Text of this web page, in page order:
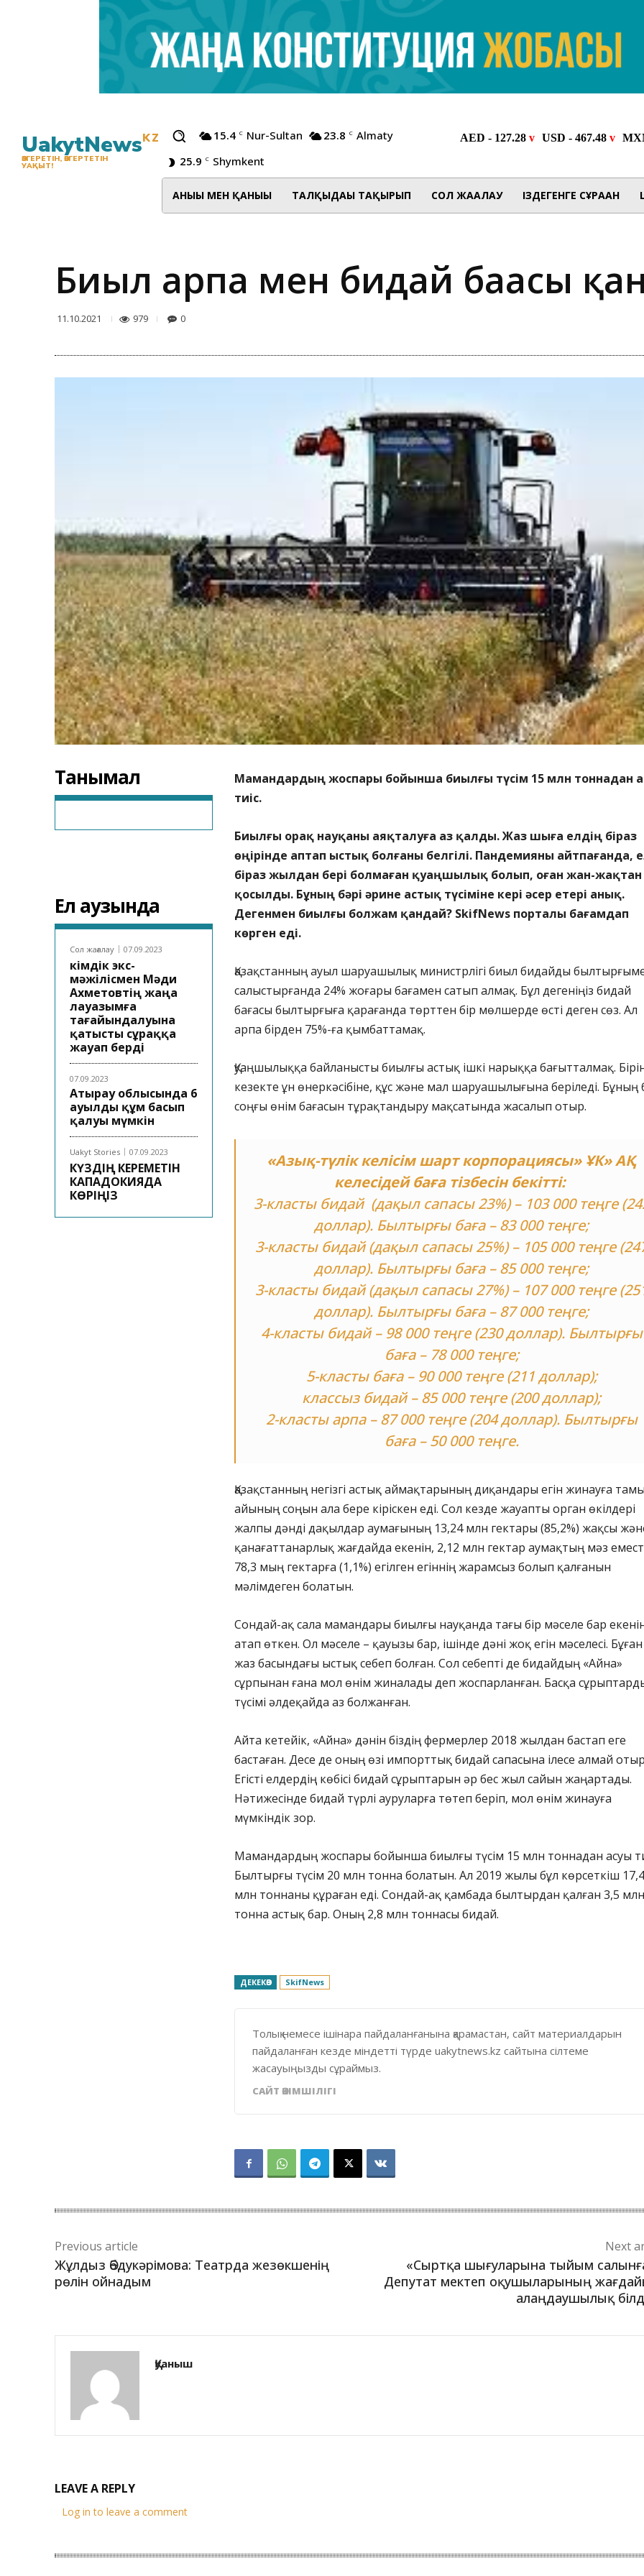
UakytNewsKZ
ӨЗГЕРЕТІН, ӨЗГЕРТЕТІН
УАҚЫТ!
15.4 C Nur-Sultan 23.8 C Almaty
25.9 C Shymkent
АНЫҒЫ МЕН ҚАНЫҒЫ ТАЛҚЫДАҒЫ ТАҚЫРЫП СОЛ ЖАҒАЛАУ ІЗДЕГЕНГЕ СҰРАҒАН
Биыл арпа мен бидай бағасы
11.10.2021 979 0
Танымал
Ел аузында
Сол жағалау 07.09.2023
Әкімдік экс-
мәжілісмен Мәди
Ахметовтің жаңа
лауазымға
тағайындалуына
қатысты сұраққа
жауап берді
07.09.2023
Атырау облысында 6
ауылды құм басып
қалуы мүмкін
Uakyt Stories 07.09.2023
КҮЗДІҢ КЕРЕМЕТІН
КАПАДОКИЯДА
КӨРІҢІЗ
Мамандардың жоспары бойынша биылғы түсім 15 млн тоннадан
тиіс.
Биылғы орақ науқаны аяқталуға аз қалды. Жаз шыға елдің біраз
өңірінде аптап ыстық болғаны белгілі. Пандемияны айтпағанда,
біраз жылдан бері болмаған қуаңшылық болып, оған жан-жақтан
қосылды. Бұның бәрі әрине астық түсіміне кері әсер етері анық.
Дегенмен биылғы болжам қандай? SkifNews порталы бағамдап
көрген еді.
Қазақстанның ауыл шаруашылық министрлігі биыл бидайды
салыстырғанда 24% жоғары бағамен сатып алмақ. Бұл дегеніңіз бидай
бағасы былтырғыға қарағанда төрттен бір мөлшерде өсті деген сөз. Ал
арпа бірден 75%-ға қымбаттамақ.
Қуаңшылыққа байланысты биылғы астық ішкі нарыққа бағытталмақ.
кезекте ұн өнеркәсібіне, құс және мал шаруашылығына беріледі. Бұның
соңғы өнім бағасын тұрақтандыру мақсатында жасалып отыр.
«Азық-түлік келісім шарт корпорациясы» ҰК» АҚ
келесідей баға тізбесін бекітті:
3-класты бидай (дақыл сапасы 23%) – 103 000 теңге
доллар). Былтырғы баға – 83 000 теңге;
3-класты бидай (дақыл сапасы 25%) – 105 000 теңге
доллар). Былтырғы баға – 85 000 теңге;
3-класты бидай (дақыл сапасы 27%) – 107 000 теңге
доллар). Былтырғы баға – 87 000 теңге;
4-класты бидай – 98 000 теңге (230 доллар). Былтырғы
баға – 78 000 теңге;
5-класты баға – 90 000 теңге (211 доллар);
классыз бидай – 85 000 теңге (200 доллар);
2-класты арпа – 87 000 теңге (204 доллар). Былтырғы
баға – 50 000 теңге.
Қазақстанның негізгі астық аймақтарының диқандары егін жинауға
айының соңын ала бере кіріскен еді. Сол кезде жауапты орган өкілдері
жалпы дәнді дақылдар аумағының 13,24 млн гектары (85,2%) жақсы
қанағаттанарлық жағдайда екенін, 2,12 млн гектар аумақтың мәз
78,3 мың гектарға (1,1%) егілген егіннің жарамсыз болып қалғанын
мәлімдеген болатын.
Сондай-ақ сала мамандары биылғы науқанда тағы бір мәселе бар
атап өткен. Ол мәселе – қауызы бар, ішінде дәні жоқ егін мәселесі.
жаз басындағы ыстық себеп болған. Сол себепті де бидайдың «Айна»
сұрпынан ғана мол өнім жиналады деп жоспарланған. Басқа
түсімі әлдеқайда аз болжанған.
Айта кетейік, «Айна» дәнін біздің фермерлер 2018 жылдан бастап еге
бастаған. Десе де оның өзі импорттық бидай сапасына ілесе алмай
Егісті елдердің көбісі бидай сұрыптарын әр бес жыл сайын жаңартады.
Нәтижесінде бидай түрлі ауруларға төтеп беріп, мол өнім жинауға
мүмкіндік зор.
Мамандардың жоспары бойынша биылғы түсім 15 млн тоннадан асуы
Былтырғы түсім 20 млн тонна болатын. Ал 2019 жылы бұл көрсеткіш 17,4
млн тоннаны құраған еді. Сондай-ақ қамбада былтырдан қалған 3,5 млн
тонна астық бар. Оның 2,8 млн тоннасы бидай.
ДЕКЕКӨЗ SkifNews
Толық немесе ішінара пайдаланғанына қарамастан, сайт материалдарын
пайдаланған кезде міндетті түрде uakytnews.kz сайтына сілтеме
жасауыңызды сұраймыз.
САЙТ ӘКІМШІЛІГІ
Previous article
Жұлдыз Әбдукәрімова: Театрда жезөкшенің
рөлін ойнадым
Next
«Сыртқа шығуларына тыйым
Депутат мектеп оқушыларының
алаңдаушылық
Қуаныш
LEAVE A REPLY
Log in to leave a comment